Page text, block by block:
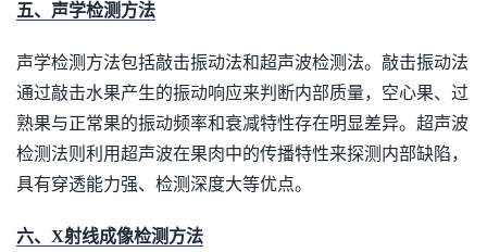
五、声学检测方法
声学检测方法包括敲击振动法和超声波检测法。敲击振动法
通过敲击水果产生的振动响应来判断内部质量，空心果、过
熟果与正常果的振动频率和衰减特性存在明显差异。超声波
检测法则利用超声波在果肉中的传播特性来探测内部缺陷，
具有穿透能力强、检测深度大等优点。
六、X射线成像检测方法